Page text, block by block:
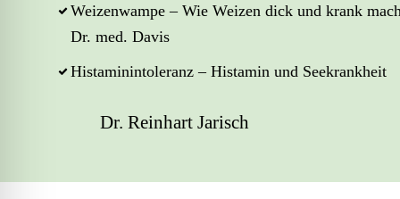
Weizenwampe – Wie Weizen dick und krank
Dr. med. Davis
Histaminintoleranz – Histamin und Seekrankheit
Dr. Reinhart Jarisch